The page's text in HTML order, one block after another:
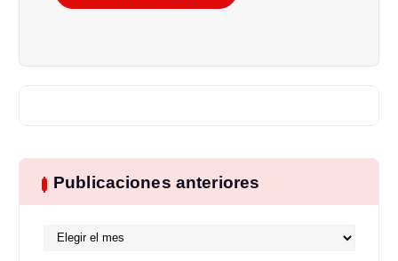
Publicaciones anteriores